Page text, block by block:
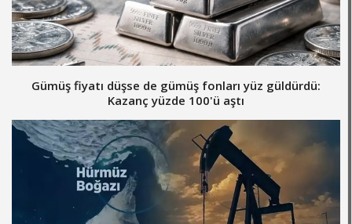
Gümüş fiyatı düşse de gümüş fonları yüz güldürdü:
Kazanç yüzde 100'ü aştı